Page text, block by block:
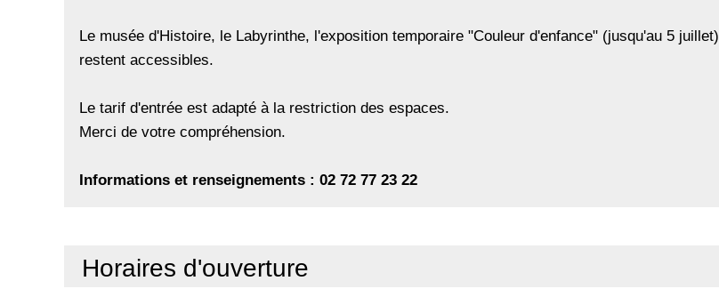
Le musée d'Histoire, le Labyrinthe, l'exposition temporaire "Couleur d'enfance" (jusqu'au 5 juillet)
restent accessibles.
Le tarif d'entrée est adapté à la restriction des espaces.
Merci de votre compréhension.
Informations et renseignements : 02 72 77 23 22
Horaires d'ouverture